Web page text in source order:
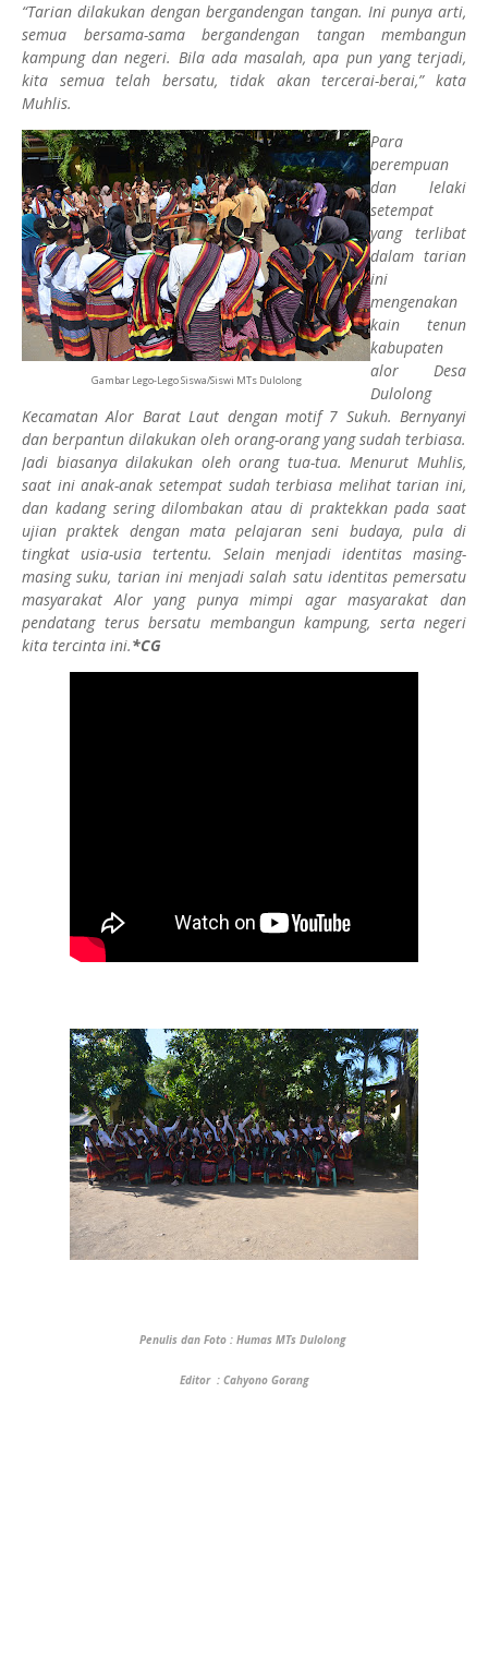
“Tarian dilakukan dengan bergandengan tangan. Ini punya arti,
semua bersama-sama bergandengan tangan membangun
kampung dan negeri. Bila ada masalah, apa pun yang terjadi,
kita semua telah bersatu, tidak akan tercerai-berai,” kata
Muhlis.
Gambar Lego-Lego Siswa/Siswi MTs Dulolong
Para
perempuan
dan lelaki
setempat
yang terlibat
dalam tarian
ini
mengenakan
kain tenun
kabupaten
alor Desa
Dulolong
Kecamatan Alor Barat Laut dengan motif 7 Sukuh. Bernyanyi
dan berpantun dilakukan oleh orang-orang yang sudah terbiasa.
Jadi biasanya dilakukan oleh orang tua-tua. Menurut Muhlis,
saat ini anak-anak setempat sudah terbiasa melihat tarian ini,
dan kadang sering dilombakan atau di praktekkan pada saat
ujian praktek dengan mata pelajaran seni budaya, pula di
tingkat usia-usia tertentu. Selain menjadi identitas masing-
masing suku, tarian ini menjadi salah satu identitas pemersatu
masyarakat Alor yang punya mimpi agar masyarakat dan
pendatang terus bersatu membangun kampung, serta negeri
kita tercinta ini.*CG
Penulis dan Foto : Humas MTs Dulolong
Editor : Cahyono Gorang